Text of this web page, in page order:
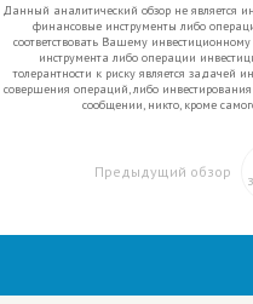
Данный аналитический обзор не является
финансовые инструменты либо
соответствовать Вашему
инструмента либо операции
толерантности к риску является задачей
совершения операций, либо
сообщении, никто, кроме
Предыдущий обзор